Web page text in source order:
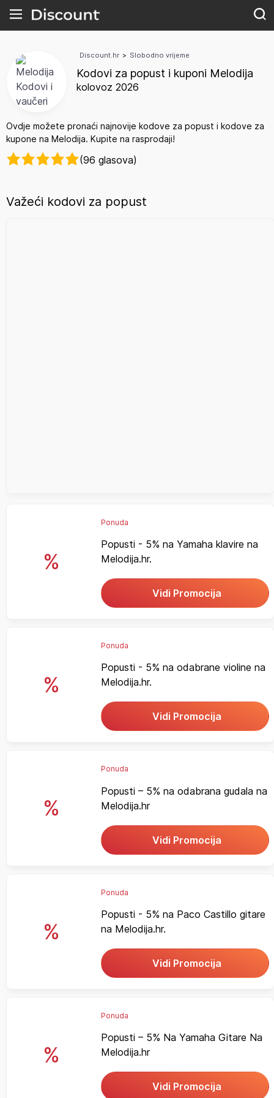
Discount.hr > Slobodno vrijeme
Kodovi za popust i kuponi Melodija
kolovoz 2026
Ovdje možete pronaći najnovije kodove za popust i kodove za
kupone na Melodija. Kupite na rasprodaji!
(96 glasova)
Važeći kodovi za popust
%
Ponuda
Popusti - 5% na Yamaha klavire na
Melodija.hr.
Vidi Promocija
%
Ponuda
Popusti - 5% na odabrane violine na
Melodija.hr.
Vidi Promocija
%
Ponuda
Popusti – 5% na odabrana gudala na
Melodija.hr
Vidi Promocija
%
Ponuda
Popusti - 5% na Paco Castillo gitare
na Melodija.hr.
Vidi Promocija
%
Ponuda
Popusti – 5% Na Yamaha Gitare Na
Melodija.hr
Vidi Promocija